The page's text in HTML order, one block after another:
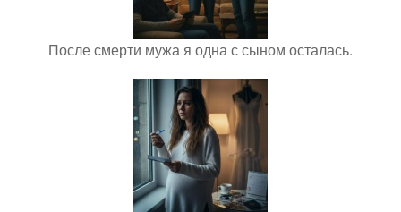
После смерти мужа я одна с сыном осталась.